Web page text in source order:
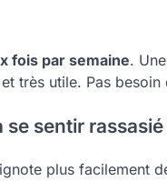
fois par semaine.
très utile. Pas
se sentir
plus facilement